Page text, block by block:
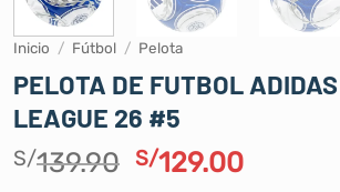
Inicio / Fútbol / Pelota
PELOTA DE FUTBOL
LEAGUE 26 #5
S/139.90 El
S/129.00El